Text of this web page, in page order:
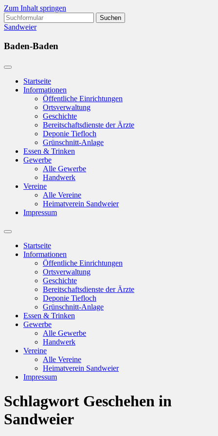
Zum Inhalt springen
Suchen
nach:
Sandweier
Baden-Baden
Startseite
Informationen
Öffentliche Einrichtungen
Ortsverwaltung
Geschichte
Bereitschaftsdienste der Ärzte
Deponie Tiefloch
Grünschnitt-Anlage
Essen & Trinken
Gewerbe
Alle Gewerbe
Handwerk
Vereine
Alle Vereine
Heimatverein Sandweier
Impressum
Suchfeld
ein-/ausblenden
Startseite
Informationen
Öffentliche Einrichtungen
Ortsverwaltung
Geschichte
Bereitschaftsdienste der Ärzte
Deponie Tiefloch
Grünschnitt-Anlage
Essen & Trinken
Gewerbe
Alle Gewerbe
Handwerk
Vereine
Alle Vereine
Heimatverein Sandweier
Impressum
Schlagwort Geschehen in
Sandweier